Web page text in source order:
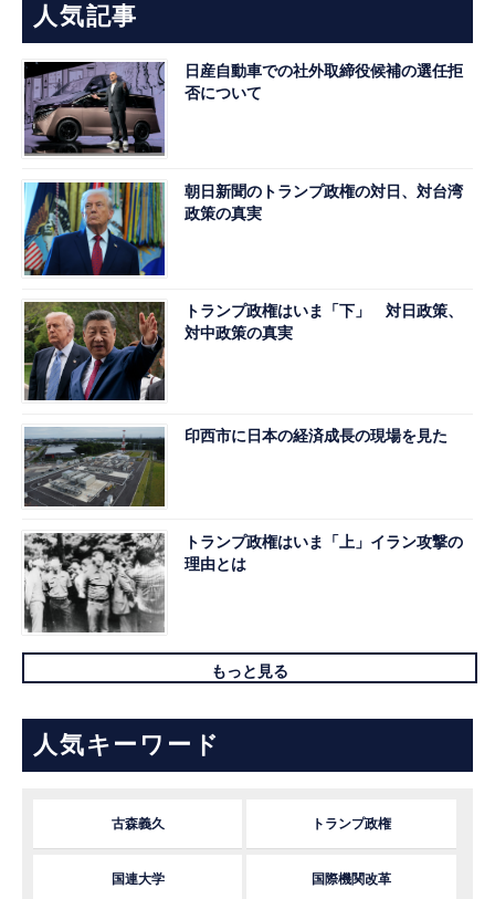
人気記事
日産自動車での社外取締役候補の選任拒
否について
朝日新聞のトランプ政権の対日、対台湾
政策の真実
トランプ政権はいま「下」 対日政策、
対中政策の真実
印西市に日本の経済成長の現場を見た
トランプ政権はいま「上」イラン攻撃の
理由とは
もっと見る
人気キーワード
古森義久 トランプ政権
国連大学 国際機関改革